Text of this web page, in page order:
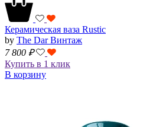
Керамическая ваза Rustic
by The Dar Винтаж
7 800 ₽
Купить в 1 клик
В корзину